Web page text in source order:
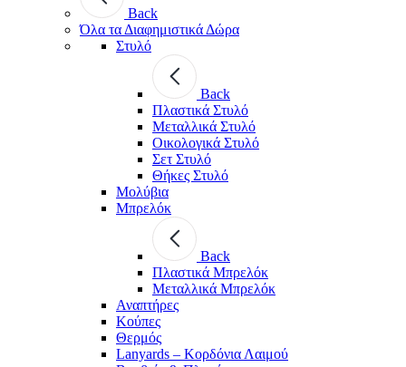
Back
Όλα τα Διαφημιστικά Δώρα
Στυλό
Back
Πλαστικά Στυλό
Μεταλλικά Στυλό
Οικολογικά Στυλό
Σετ Στυλό
Θήκες Στυλό
Μολύβια
Μπρελόκ
Back
Πλαστικά Μπρελόκ
Μεταλλικά Μπρελόκ
Αναπτήρες
Κούπες
Θερμός
Lanyards – Kορδόνια Λαιμού